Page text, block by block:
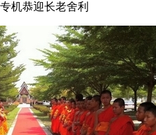
机恭迎长老舍利